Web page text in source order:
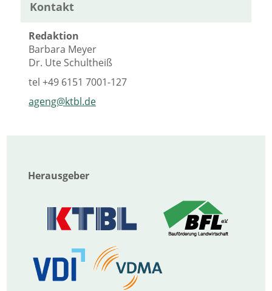
Kontakt
Redaktion
Barbara Meyer
Dr. Ute Schultheiß
tel+49 6151 7001-127
ageng@ktbl.de
Herausgeber